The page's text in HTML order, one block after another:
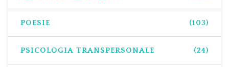
POESIE (103)
PSICOLOGIA TRANSPERSONALE (24)